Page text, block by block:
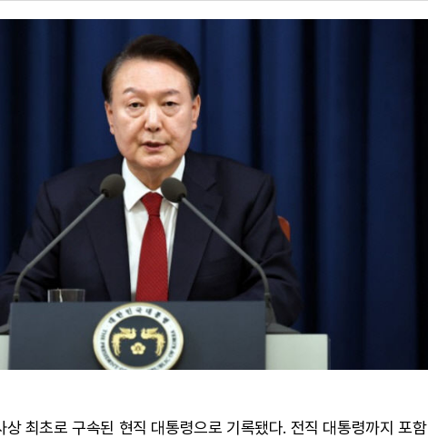
최초로 구속된 현직 대통령으로 기록됐다. 전직 대통령까지 포함